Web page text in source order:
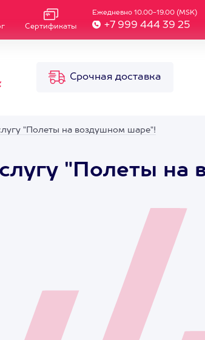
Сертификаты
Ежедневно 10.00-19.00 (MSK)
+7 999 444 39 25
Срочная доставка
"Полеты на воздушном шаре"!
"Полеты на